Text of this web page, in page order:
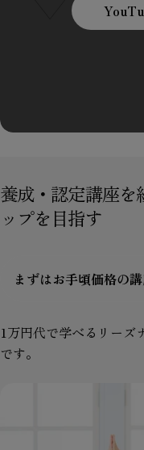
養成・認定講座を
ップを目指す
1万円代で学べるリーズ
です。